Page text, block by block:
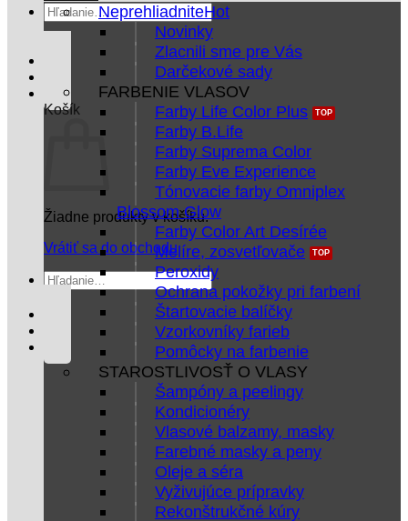
Hľadať:
Košík
Žiadne produkty v košíku.
Vrátiť sa do obchodu
Hľadať:
Neprehliadnite
Novinky
Zlacnili sme pre Vás
Darčekové sady
FARBENIE VLASOV
Farby Life Color Plus
Farby B.Life
Farby Suprema Color
Farby Eve Experience
Tónovacie farby Omniplex
Blossom Glow
Farby Color Art Desírée
Melíre, zosvetľovače
Peroxidy
Ochrana pokožky pri farbení
Štartovacie balíčky
Vzorkovníky farieb
Pomôcky na farbenie
STAROSTLIVOSŤ O VLASY
Šampóny a peelingy
Kondicionéry
Vlasové balzamy, masky
Farebné masky a peny
Oleje a séra
Vyživujúce prípravky
Rekonštrukčné kúry